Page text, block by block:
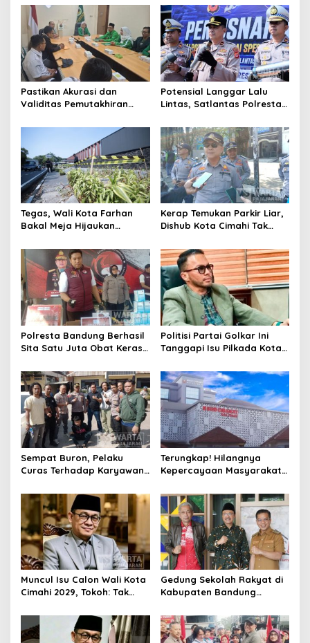
Kota Cimahi
Pastikan Akurasi dan
Validitas Pemutakhiran
Cimahi Lakukan
Potensial Langgar Lalu
Lintas, Satlantas Polresta
Motor Berknalpot Brong
Tegas, Wali Kota Farhan
Bakal Meja Hijaukan
Riau
Kerap Temukan Parkir Liar,
Dishub Kota Cimahi Tak
Pembinaan
Polresta Bandung Berhasil
Sita Satu Juta Obat Keras
Kasus Narkoba
Politisi Partai Golkar Ini
Tanggapi Isu Pilkada Kota
Sempat Buron, Pelaku
Curas Terhadap Karyawan
Ditangkap Polisi
Terungkap! Hilangnya
Kepercayaan Masyarakat
Rebranding RSUD Cibabat
Muncul Isu Calon Wali Kota
Cimahi 2029, Tokoh: Tak
Legitimasi Parpol
Gedung Sekolah Rakyat di
Kabupaten Bandung
Siap Tampung Dua Ribu
Siswa